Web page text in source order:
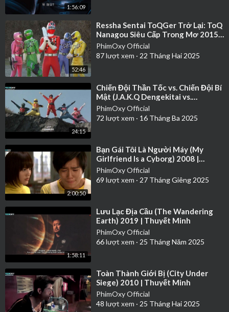
1:56:09
52:46
⁣Ressha Sentai ToQGer Trở Lại: ToQ
Nanagou Siêu Cấp Trong Mơ 2015 |
Vietsub
PhimOxy Official
87lượt xem · 22 Tháng Hai 2025
24:15
⁣Chiến Đội Thần Tốc vs. Chiến Đội Bí
Mật (J.A.K.Q Dengekitai vs.
Goranger) 1978 | Vietsub
PhimOxy Official
72 lượt xem · 16 Tháng Ba 2025
2:00:50
⁣Bạn Gái Tôi Là Người Máy (My
Girlfriend Is a Cyborg) 2008 |
Vietsub
PhimOxy Official
69 lượt xem · 27 Tháng Giêng 2025
1:58:11
⁣Lưu Lạc Địa Cầu (The Wandering
Earth) 2019 | Thuyết Minh
PhimOxy Official
66lượt xem · 25 Tháng Năm 2025
⁣Toàn Thành Giới Bị (City Under
Siege) 2010 | Thuyết Minh
PhimOxy Official
48 lượt xem · 25 Tháng Hai 2025